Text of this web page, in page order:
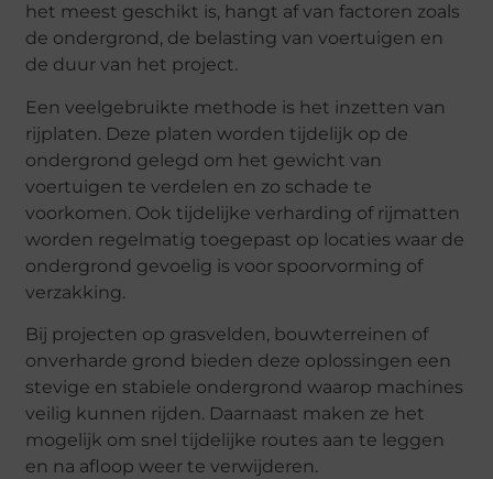
het meest geschikt is, hangt af van factoren zoals
de ondergrond, de belasting van voertuigen en
de duur van het project.
Een veelgebruikte methode is het inzetten van
rijplaten. Deze platen worden tijdelijk op de
ondergrond gelegd om het gewicht van
voertuigen te verdelen en zo schade te
voorkomen. Ook tijdelijke verharding of rijmatten
worden regelmatig toegepast op locaties waar de
ondergrond gevoelig is voor spoorvorming of
verzakking.
Bij projecten op grasvelden, bouwterreinen of
onverharde grond bieden deze oplossingen een
stevige en stabiele ondergrond waarop machines
veilig kunnen rijden. Daarnaast maken ze het
mogelijk om snel tijdelijke routes aan te leggen
en na afloop weer te verwijderen.